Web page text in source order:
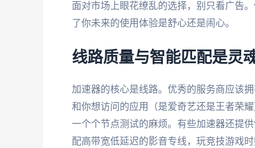
面对市场上眼花缭乱的选择，别只看广告
了你未来的使用体验是舒心还是闹心。
线路质量与智能匹配是灵
加速器的核心是线路。优秀的服务商应该
和你想访问的应用（是爱奇艺还是王者荣
一个个节点测试的麻烦。有些加速器还提
配高带宽低延迟的影音专线，玩竞技游戏